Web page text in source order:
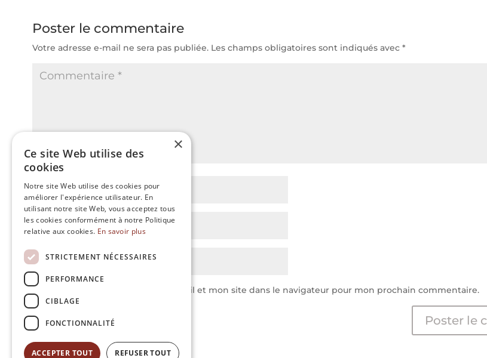
Poster le commentaire
Votre adresse e-mail ne sera pas publiée. Les champs obligatoires sont indiqués avec *
Enregistrer mon nom, mon e-mail et mon site dans le navigateur pour mon prochain commentaire.
×
Ce site Web utilise des
cookies
Notre site Web utilise des cookies pour
améliorer l'expérience utilisateur. En
utilisant notre site Web, vous acceptez tous
les cookies conformément à notre Politique
relative aux cookies. En savoir plus
STRICTEMENT NÉCESSAIRES
PERFORMANCE
CIBLAGE
FONCTIONNALITÉ
ACCEPTER TOUT REFUSER TOUT